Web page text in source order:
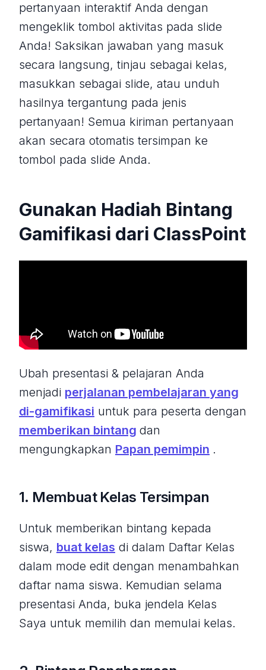
pertanyaan interaktif Anda dengan
mengeklik tombol aktivitas pada slide
Anda! Saksikan jawaban yang masuk
secara langsung, tinjau sebagai kelas,
masukkan sebagai slide, atau unduh
hasilnya tergantung pada jenis
pertanyaan! Semua kiriman pertanyaan
akan secara otomatis tersimpan ke
tombol pada slide Anda.
Gunakan Hadiah Bintang
Gamifikasi dari ClassPoint
Ubah presentasi & pelajaran Anda
menjadi perjalanan pembelajaran yang
di-gamifikasi untuk para peserta dengan
memberikan bintang dan
mengungkapkan Papan pemimpin .
1. Membuat Kelas Tersimpan
Untuk memberikan bintang kepada
siswa, buat kelas di dalam Daftar Kelas
dalam mode edit dengan menambahkan
daftar nama siswa. Kemudian selama
presentasi Anda, buka jendela Kelas
Saya untuk memilih dan memulai kelas.